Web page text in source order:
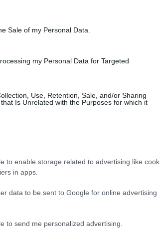
Sale of my Personal Data.
my Personal Data for Targeted
Use, Retention, Sale, and/or Sharing
Is Unrelated with the Purposes for which it
to enable storage related to advertising like
in apps.
data to be sent to Google for online advertising
to send me personalized advertising.